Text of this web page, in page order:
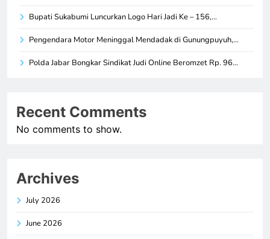
Bupati Sukabumi Luncurkan Logo Hari Jadi Ke – 156,…
Pengendara Motor Meninggal Mendadak di Gunungpuyuh,…
Polda Jabar Bongkar Sindikat Judi Online Beromzet Rp. 96…
Recent Comments
No comments to show.
Archives
July 2026
June 2026